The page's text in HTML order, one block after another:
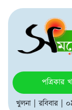
পত্রিকার
খুলনা | রবিবার |